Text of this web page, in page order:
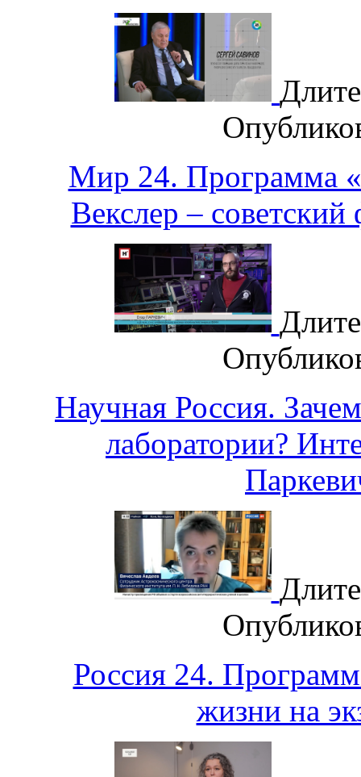
Мир 24. Программа
Векслер –
Научная Россия.
лаборатории?
Россия 24.
жизни на